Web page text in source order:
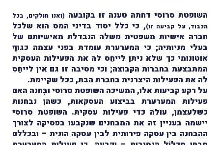
השופטת סרוסי דחתה טענה זו בקובעה (ואנו חולקים, בכל
הכבוד, על קביעה זו), כי כלל יסוד בדיני המס הוא שלכל
חברה אישיות משפטית משלה הנבדלת מאישיותם של
בעלי מניותיה; כי המערערת עומדת בפני עצמה כגוף
אוטונומי כך שלא ניתן לייחֵס לה את הפעילות העסקית
המתבצעת בחברות הקבוצה; וכי מסיבה זו גם אין לייחֵס
לה את הפעילות היצרנית בחברת הבת, ככל שקיימת.
על רקע קביעות אלו, המשיכה השופטת סרוסי ובָּחנה האם
פעילות המערערת בביצוע העסקאות, כשהן נבחנות
כשלעצמן, עולה כדי פעילות עסקית. השופטת סרוסי
יישמה בעניין זה את המבחנים שנקבעו בפסיקה לצורך
ההבחנה בין עסקה פירותית לבין עסקה הונית – ובכללם